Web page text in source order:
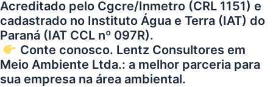
Acreditado pelo Cgcre/Inmetro (CRL 1151) e
cadastrado no Instituto Água e Terra (IAT) do
Paraná (IAT CCL nº 097R).
Conte conosco. Lentz Consultores em
Meio Ambiente Ltda.: a melhor parceria para
sua empresa na área ambiental.